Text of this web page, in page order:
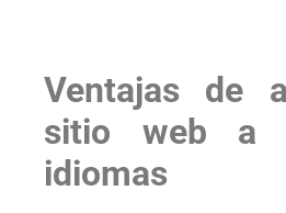
Ventajas de
sitio web a
idiomas